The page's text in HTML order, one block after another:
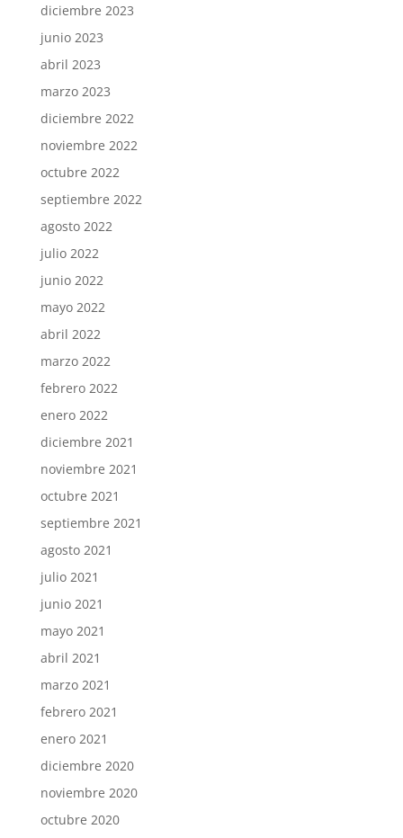
diciembre 2023
junio 2023
abril 2023
marzo 2023
diciembre 2022
noviembre 2022
octubre 2022
septiembre 2022
agosto 2022
julio 2022
junio 2022
mayo 2022
abril 2022
marzo 2022
febrero 2022
enero 2022
diciembre 2021
noviembre 2021
octubre 2021
septiembre 2021
agosto 2021
julio 2021
junio 2021
mayo 2021
abril 2021
marzo 2021
febrero 2021
enero 2021
diciembre 2020
noviembre 2020
octubre 2020